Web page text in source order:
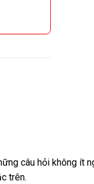
câu hỏi không ít
trên.